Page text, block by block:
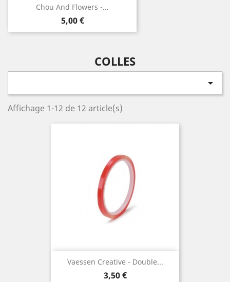
Chou And Flowers -...
Prix
5,00 €
COLLES

Affichage 1-12 de 12 article(s)
Vaessen Creative - Double...
Prix
3,50 €